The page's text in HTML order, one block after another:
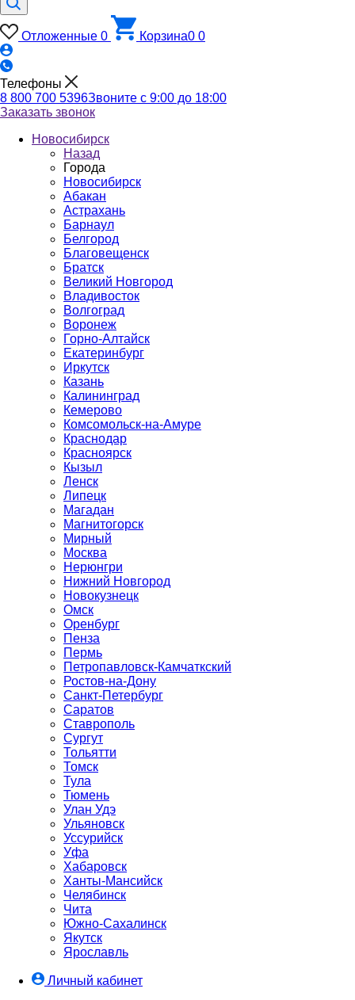
Отложенные 0 Корзина0 0
Телефоны
8 800 700 5396Звоните с 9:00 до 18:00
Заказать звонок
Новосибирск
Назад
Города
Новосибирск
Абакан
Астрахань
Барнаул
Белгород
Благовещенск
Братск
Великий Новгород
Владивосток
Волгоград
Воронеж
Горно-Алтайск
Екатеринбург
Иркутск
Казань
Калининград
Кемерово
Комсомольск-на-Амуре
Краснодар
Красноярск
Кызыл
Ленск
Липецк
Магадан
Магнитогорск
Мирный
Москва
Нерюнгри
Нижний Новгород
Новокузнецк
Омск
Оренбург
Пенза
Пермь
Петропавловск-Камчаткский
Ростов-на-Дону
Санкт-Петербург
Саратов
Ставрополь
Сургут
Тольятти
Томск
Тула
Тюмень
Улан Удэ
Ульяновск
Уссурийск
Уфа
Хабаровск
Ханты-Мансийск
Челябинск
Чита
Южно-Cахалинск
Якутск
Ярославль
Личный кабинет